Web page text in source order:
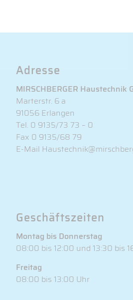
Adresse
MIRSCHBERGER Haustechnik
Marterstr. 6 a
91056 Erlangen
Tel. 0 9135/73 73 – 0
Fax 0 9135/68 79
E-Mail
Geschäftszeiten
Montag bis Donnerstag
08:00 bis 12:00 und 13:30 bis
Freitag
08:00 bis 13:00 Uhr